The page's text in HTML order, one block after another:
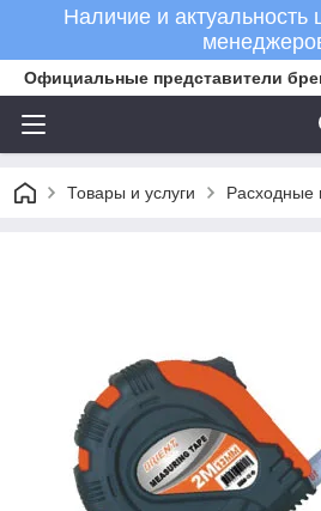
Наличие и актуальность
Официальные представители
Товары и услуги Расходные